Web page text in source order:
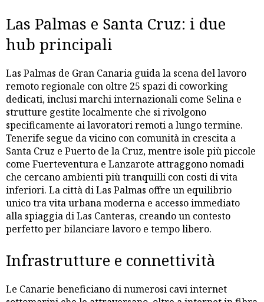
Las Palmas e Santa Cruz: i due
hub principali
Las Palmas de Gran Canaria guida la scena del lavoro
remoto regionale con oltre 25 spazi di coworking
dedicati, inclusi marchi internazionali come Selina e
strutture gestite localmente che si rivolgono
specificamente ai lavoratori remoti a lungo termine.
Tenerife segue da vicino con comunità in crescita a
Santa Cruz e Puerto de la Cruz, mentre isole più piccole
come Fuerteventura e Lanzarote attraggono nomadi
che cercano ambienti più tranquilli con costi di vita
inferiori. La città di Las Palmas offre un equilibrio
unico tra vita urbana moderna e accesso immediato
alla spiaggia di Las Canteras, creando un contesto
perfetto per bilanciare lavoro e tempo libero.
Infrastrutture e connettività
Le Canarie beneficiano di numerosi cavi internet